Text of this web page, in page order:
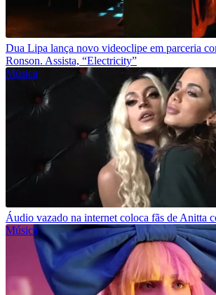
Dua Lipa lança novo videoclipe em parceria
Ronson. Assista, “Electricity”
Música
Áudio vazado na internet coloca fãs de Anitta
Música